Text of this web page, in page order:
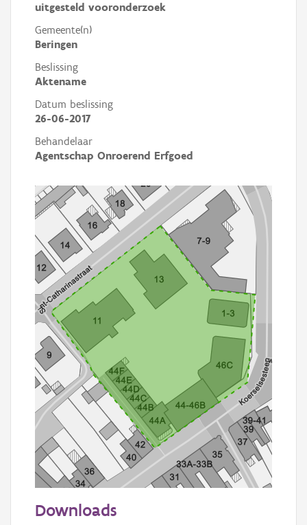
uitgesteld vooronderzoek
Gemeente(n)
Beringen
Beslissing
Aktename
Datum beslissing
26-06-2017
Behandelaar
Agentschap Onroerend Erfgoed
Informatie Vlaanderen
Downloads